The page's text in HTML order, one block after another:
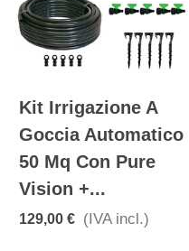
Kit Irrigazione A
Goccia Automatico
50 Mq Con Pure
Vision +...
129,00 € (IVA incl.)